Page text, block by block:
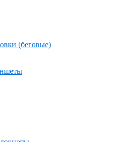
(беговые)